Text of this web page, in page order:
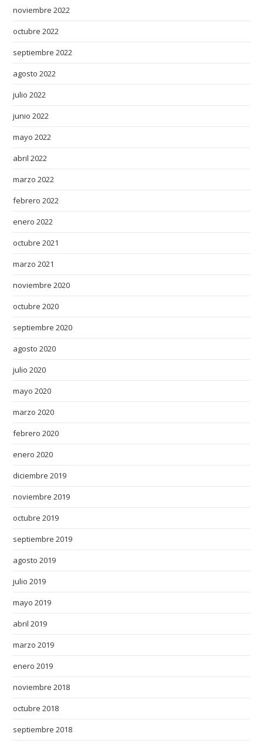
noviembre 2022
octubre 2022
septiembre 2022
agosto 2022
julio 2022
junio 2022
mayo 2022
abril 2022
marzo 2022
febrero 2022
enero 2022
octubre 2021
marzo 2021
noviembre 2020
octubre 2020
septiembre 2020
agosto 2020
julio 2020
mayo 2020
marzo 2020
febrero 2020
enero 2020
diciembre 2019
noviembre 2019
octubre 2019
septiembre 2019
agosto 2019
julio 2019
mayo 2019
abril 2019
marzo 2019
enero 2019
noviembre 2018
octubre 2018
septiembre 2018